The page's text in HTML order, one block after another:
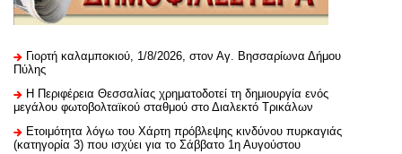
Γιορτή καλαμποκιού, 1/8/2026, στον Αγ. Βησσαρίωνα Δήμου
Πύλης
H Περιφέρεια Θεσσαλίας χρηματοδοτεί τη δημιουργία ενός
μεγάλου φωτοβολταϊκού σταθμού στο Διαλεκτό Τρικάλων
Ετοιμότητα λόγω του Χάρτη πρόβλεψης κινδύνου πυρκαγιάς
(κατηγορία 3) που ισχύει για το Σάββατο 1η Αυγούστου